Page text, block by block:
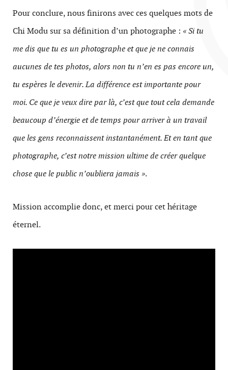
Pour conclure, nous finirons avec ces quelques mots de
Chi Modu sur sa définition d’un photographe : « Si tu
me dis que tu es un photographe et que je ne connais
aucunes de tes photos, alors non tu n’en es pas encore un,
tu espères le devenir. La différence est importante pour
moi. Ce que je veux dire par là, c’est que tout cela demande
beaucoup d’énergie et de temps pour arriver à un travail
que les gens reconnaissent instantanément. Et en tant que
photographe, c’est notre mission ultime de créer quelque
chose que le public n’oubliera jamais ».
Mission accomplie donc, et merci pour cet héritage
éternel.